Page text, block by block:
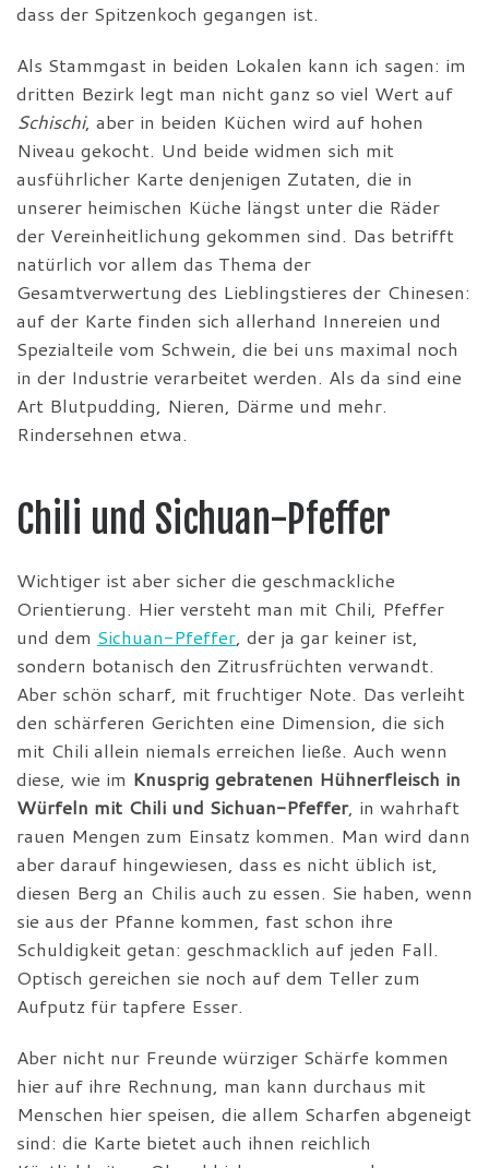
dass der Spitzenkoch gegangen ist.
Als Stammgast in beiden Lokalen kann ich sagen: im
dritten Bezirk legt man nicht ganz so viel Wert auf
Schischi, aber in beiden Küchen wird auf hohen
Niveau gekocht. Und beide widmen sich mit
ausführlicher Karte denjenigen Zutaten, die in
unserer heimischen Küche längst unter die Räder
der Vereinheitlichung gekommen sind. Das betrifft
natürlich vor allem das Thema der
Gesamtverwertung des Lieblingstieres der Chinesen:
auf der Karte finden sich allerhand Innereien und
Spezialteile vom Schwein, die bei uns maximal noch
in der Industrie verarbeitet werden. Als da sind eine
Art Blutpudding, Nieren, Därme und mehr.
Rindersehnen etwa.
Chili und Sichuan-Pfeffer
Wichtiger ist aber sicher die geschmackliche
Orientierung. Hier versteht man mit Chili, Pfeffer
und dem Sichuan-Pfeffer, der ja gar keiner ist,
sondern botanisch den Zitrusfrüchten verwandt.
Aber schön scharf, mit fruchtiger Note. Das verleiht
den schärferen Gerichten eine Dimension, die sich
mit Chili allein niemals erreichen ließe. Auch wenn
diese, wie im Knusprig gebratenen Hühnerfleisch in
Würfeln mit Chili und Sichuan-Pfeffer, in wahrhaft
rauen Mengen zum Einsatz kommen. Man wird dann
aber darauf hingewiesen, dass es nicht üblich ist,
diesen Berg an Chilis auch zu essen. Sie haben, wenn
sie aus der Pfanne kommen, fast schon ihre
Schuldigkeit getan: geschmacklich auf jeden Fall.
Optisch gereichen sie noch auf dem Teller zum
Aufputz für tapfere Esser.
Aber nicht nur Freunde würziger Schärfe kommen
hier auf ihre Rechnung, man kann durchaus mit
Menschen hier speisen, die allem Scharfen abgeneigt
sind: die Karte bietet auch ihnen reichlich